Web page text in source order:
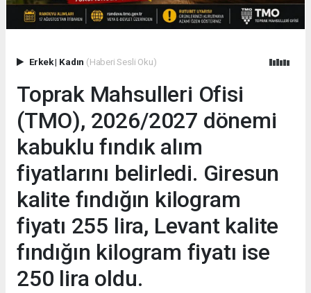
Erkek| Kadın (Haberi Sesli Oku)
Toprak Mahsulleri Ofisi
(TMO), 2026/2027 dönemi
kabuklu fındık alım
fiyatlarını belirledi. Giresun
kalite fındığın kilogram
fiyatı 255 lira, Levant kalite
fındığın kilogram fiyatı ise
250 lira oldu.